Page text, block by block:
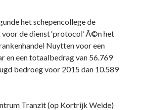
het schepencollege de
de dienst ‘protocol’ Ã©n het
Nuytten voor een
en een totaalbedrag van 56.769
bedroeg voor 2015 dan 10.589
Tranzit (op Kortrijk Weide)